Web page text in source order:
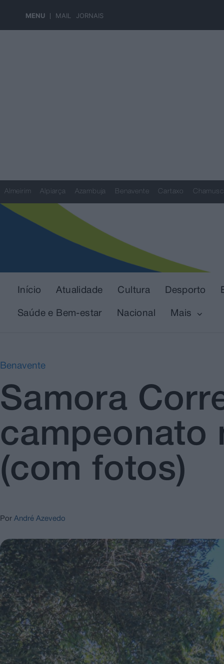
MENU MAIL JORNAIS
Almeirim Alpiarça Azambuja Benavente Cartaxo
Início Atualidade Cultura Desporto
Saúde e Bem-estar Nacional Mais
Benavente
Samora
campeonato
(com fotos)
Por André Azevedo